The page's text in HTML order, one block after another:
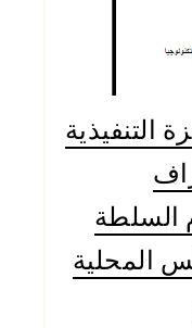
التنفيذية
السلطة
المحلية